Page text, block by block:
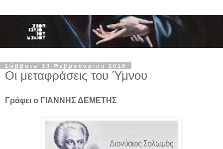
Σάββατο 13 Φεβρουαρίου 2016
Οι μεταφράσεις του Ύμνου
Γράφει ο ΓΙΑΝΝΗΣ ΔΕΜΕΤΗΣ